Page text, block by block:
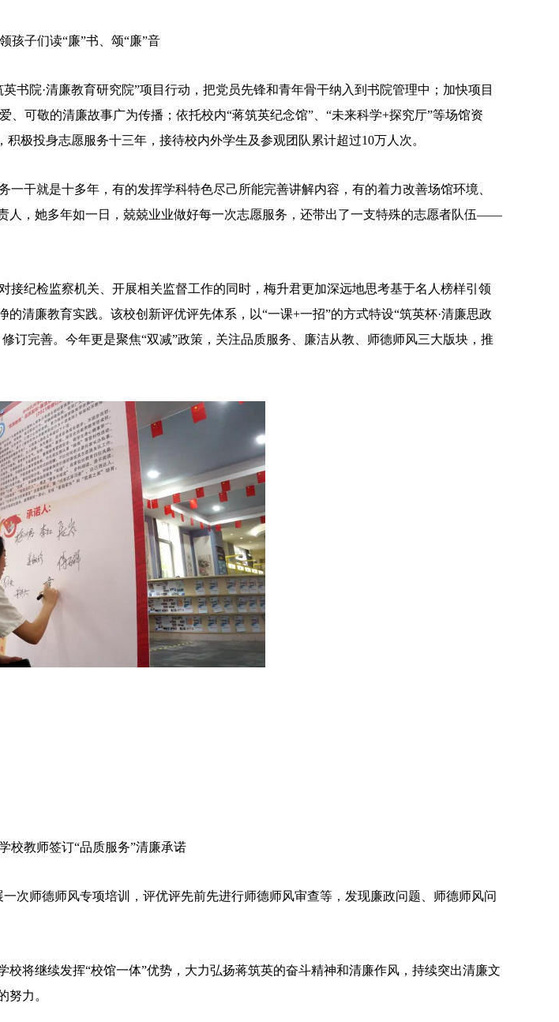
孩子们读“廉”书、颂“廉”音
书院·清廉教育研究院”项目行动，把党员先锋和青年骨干纳入到书院管理中；加快项目
可敬的清廉故事广为传播；依托校内“蒋筑英纪念馆”、“未来科学+探究厅”等场馆资
极投身志愿服务十三年，接待校内外学生及参观团队累计超过10万人次。
干就是十多年，有的发挥学科特色尽己所能完善讲解内容，有的着力改善场馆环境、
人，她多年如一日，兢兢业业做好每一次志愿服务，还带出了一支特殊的志愿者队伍——
纪检监察机关、开展相关监督工作的同时，梅升君更加深远地思考基于名人榜样引领
清廉教育实践。该校创新评优评先体系，以“一课+一招”的方式特设“筑英杯·清廉思政
订完善。今年更是聚焦“双减”政策，关注品质服务、廉洁从教、师德师风三大版块，推
校教师签订“品质服务”清廉承诺
次师德师风专项培训，评优评先前先进行师德师风审查等，发现廉政问题、师德师风问
将继续发挥“校馆一体”优势，大力弘扬蒋筑英的奋斗精神和清廉作风，持续突出清廉文
努力。